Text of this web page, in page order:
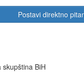
Postavi direktno
BiH